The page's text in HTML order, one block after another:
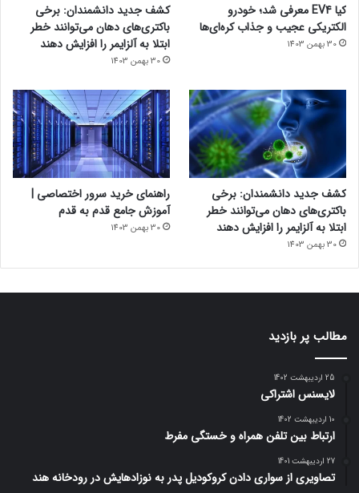
کیا EV4 معرفی شد؛ خودرو
الکتریکی عجیب و جذاب کره‌ای‌ها
30 بهمن 1403
کشف جدید دانشمندان: برخی
باکتری‌های دهان می‌توانند خطر
ابتلا به آلزایمر را افزایش دهند
30 بهمن 1403
کشف جدید دانشمندان: برخی
باکتری‌های دهان می‌توانند خطر
ابتلا به آلزایمر را افزایش دهند
30 بهمن 1403
راهنمای خرید سرور اختصاصی |
آموزش جامع قدم به قدم
30 بهمن 1403
مطالب پر بازدید
25 اردیبهشت 1402
لایسنس اشتراکی
10 اردیبهشت 1402
ارتباط بین تلفن همراه و خستگی مفرط
27 اردیبهشت 1401
تصاویری از سواری دادن کروکودیل پدر به نوزادهایش در رودخانه هند